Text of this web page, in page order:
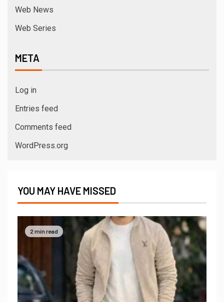
Web News
Web Series
META
Log in
Entries feed
Comments feed
WordPress.org
YOU MAY HAVE MISSED
2 min read